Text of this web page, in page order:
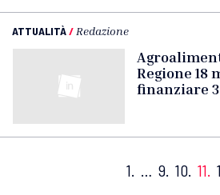
ATTUALITÀ/ Redazione
Regione 18
finanziare
1. … 9. 10. 11.